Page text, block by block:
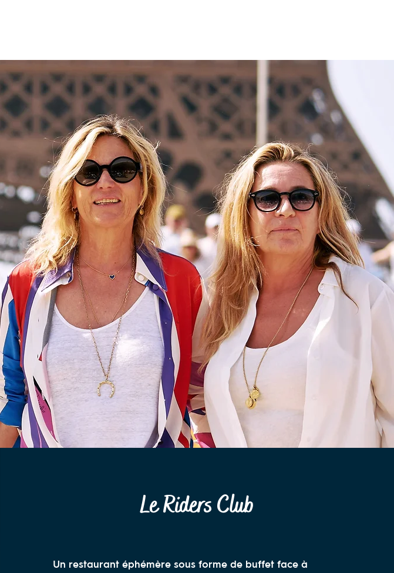
Le Riders Club
Un restaurant éphémère sous forme de buffet face à